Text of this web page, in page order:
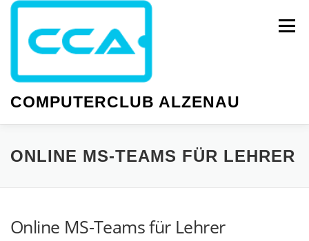
Zum
springen
COMPUTERCLUB ALZENAU
Menü
NEWS PC-KURSE SMARTPHONE-KURSE
ONLINE MS-TEAMS FÜR LEHRER
Online MS-Teams für Lehrer